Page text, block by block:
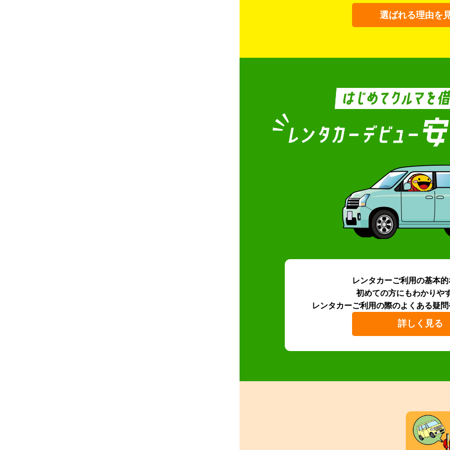
選ばれる理由を
レンタカーご利用の基本
初めての方にもわかりや
レンタカーご利用の際のよくある疑問
詳しく見る